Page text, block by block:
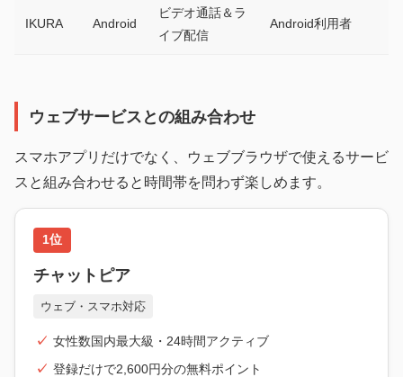
IKURA Android
ビデオ通話＆ラ
イブ配信
Android利用者
ウェブサービスとの組み合わせ
スマホアプリだけでなく、ウェブブラウザで使えるサービ
スと組み合わせると時間帯を問わず楽しめます。
1位
チャットピア
ウェブ・スマホ対応
女性数国内最大級・24時間アクティブ
登録だけで2,600円分の無料ポイント